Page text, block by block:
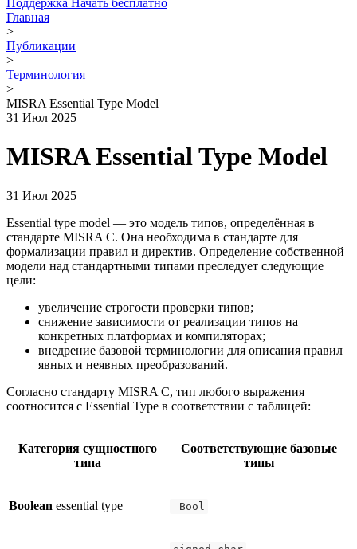
Главная
>
Публикации
>
Терминология
>
MISRA Essential Type Model
31 Июл 2025
MISRA Essential Type Model
31 Июл 2025
Essential type model — это модель типов, определённая в
стандарте MISRA C. Она необходима в стандарте для
формализации правил и директив. Определение собственной
модели над стандартными типами преследует следующие
цели:
увеличение строгости проверки типов;
снижение зависимости от реализации типов на
конкретных платформах и компиляторах;
внедрение базовой терминологии для описания правил
явных и неявных преобразований.
Согласно стандарту MISRA C, тип любого выражения
соотносится с Essential Type в соответствии с таблицей:
Категория сущностного
типа
Соответствующие базовые
типы
Boolean essential type _Bool